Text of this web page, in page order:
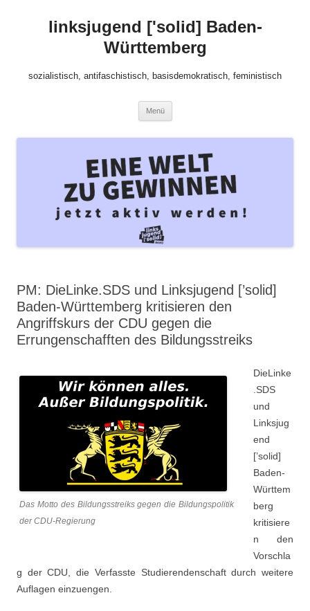
springenlinksjugend ['solid] Baden-
Württemberg
sozialistisch, antifaschistisch, basisdemokratisch, feministisch
Menü
PM: DieLinke.SDS und Linksjugend [’solid]
Baden-Württemberg kritisieren den
Angriffskurs der CDU gegen die
Errungenschafften des Bildungsstreiks
Das Motto des Bildungsstreiks gegen die Bildungspolitik
der CDU-Regierung
DieLinke
.SDS
und
Linksjug
end
[’solid]
Baden-
Württem
berg
kritisiere
n den
Vorschla
g der CDU, die Verfasste Studierendenschaft durch weitere
Auflagen einzuengen.